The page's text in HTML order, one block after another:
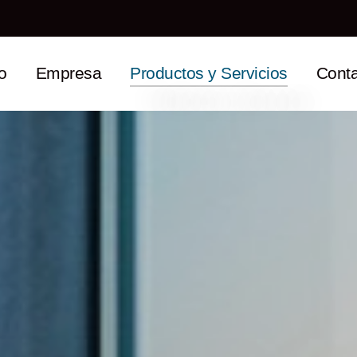
Empresa Productos y Servicios